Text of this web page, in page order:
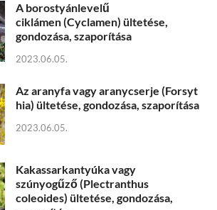
A borostyánlevelű
ciklámen (Cyclamen) ültetése,
gondozása, szaporítása
2023.06.05.
Az aranyfa vagy aranycserje (Forsyt
hia) ültetése, gondozása, szaporítása
2023.06.05.
Kakassarkantyúka vagy
szúnyogűző (Plectranthus
coleoides) ültetése, gondozása,